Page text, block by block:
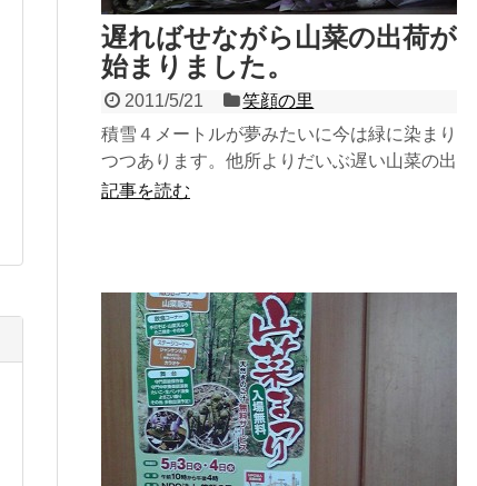
遅ればせながら山菜の出荷が
始まりました。
2011/5/21
笑顔の里
積雪４メートルが夢みたいに今は緑に染まり
つつあります。他所よりだいぶ遅い山菜の出
荷ですが、苦味は強くなく美味しいです。春
記事を読む